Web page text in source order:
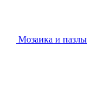
Мозаика и пазлы